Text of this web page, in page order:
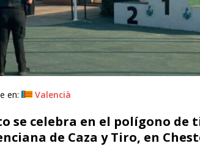
en: Valencià
se celebra en el polígono de
de Caza y Tiro, en